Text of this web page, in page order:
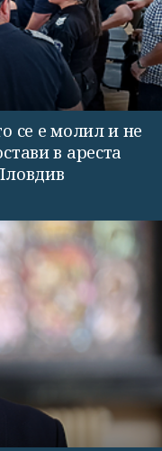
се е молил и не
в ареста